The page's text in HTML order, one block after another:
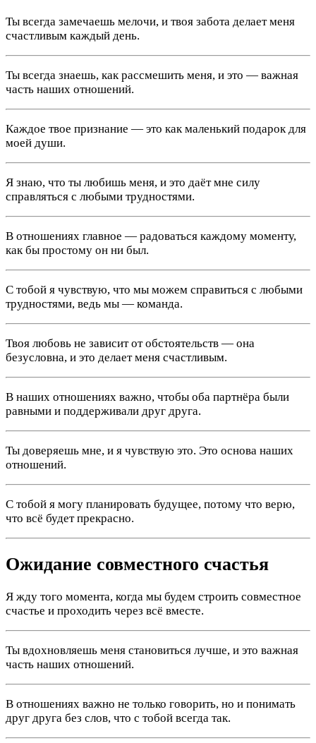
Ты всегда замечаешь мелочи, и твоя забота делает меня
счастливым каждый день.
Ты всегда знаешь, как рассмешить меня, и это — важная
часть наших отношений.
Каждое твое признание — это как маленький подарок для
моей души.
Я знаю, что ты любишь меня, и это даёт мне силу
справляться с любыми трудностями.
В отношениях главное — радоваться каждому моменту,
как бы простому он ни был.
С тобой я чувствую, что мы можем справиться с любыми
трудностями, ведь мы — команда.
Твоя любовь не зависит от обстоятельств — она
безусловна, и это делает меня счастливым.
В наших отношениях важно, чтобы оба партнёра были
равными и поддерживали друг друга.
Ты доверяешь мне, и я чувствую это. Это основа наших
отношений.
С тобой я могу планировать будущее, потому что верю,
что всё будет прекрасно.
Ожидание совместного счастья
Я жду того момента, когда мы будем строить совместное
счастье и проходить через всё вместе.
Ты вдохновляешь меня становиться лучше, и это важная
часть наших отношений.
В отношениях важно не только говорить, но и понимать
друг друга без слов, что с тобой всегда так.